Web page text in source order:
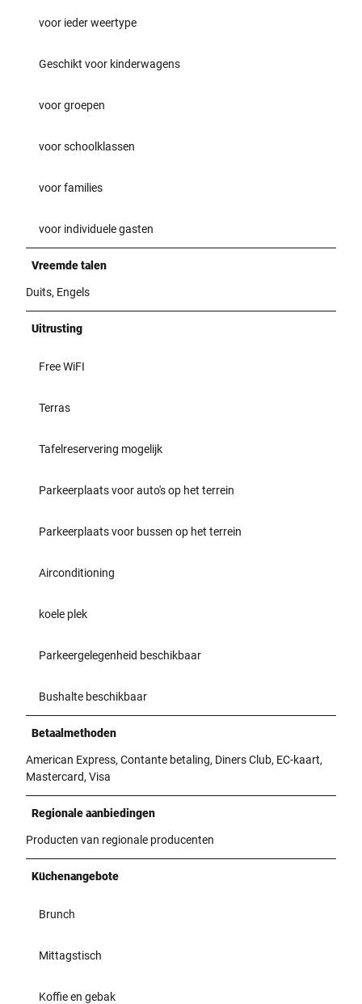
voor ieder weertype
Geschikt voor kinderwagens
voor groepen
voor schoolklassen
voor families
voor individuele gasten
Vreemde talen
Duits, Engels
Uitrusting
Free WiFI
Terras
Tafelreservering mogelijk
Parkeerplaats voor auto's op het terrein
Parkeerplaats voor bussen op het terrein
Airconditioning
koele plek
Parkeergelegenheid beschikbaar
Bushalte beschikbaar
Betaalmethoden
American Express, Contante betaling, Diners Club, EC-kaart,
Mastercard, Visa
Regionale aanbiedingen
Producten van regionale producenten
Küchenangebote
Brunch
Mittagstisch
Koffie en gebak